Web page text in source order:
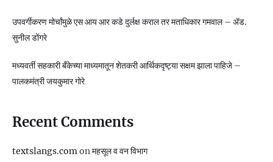
उपवर्गीकरण मोर्चांमुळे एस आय आर कडे दुर्लक्ष कराल तर मताधिकार गमवाल – ॲड.
सुनील डोंगरे
मध्यवर्ती सहकारी बँकेच्या माध्यमातून शेतकरी आर्थिकदृष्ट्या सक्षम झाला पाहिजे –
पालकमंत्री जयकुमार गोरे
Recent Comments
textslangs.comonमहसूल व वन विभाग